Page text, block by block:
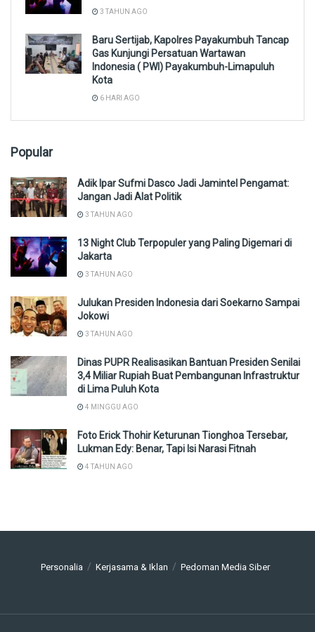
3 TAHUN AGO
Baru Sertijab, Kapolres Payakumbuh Tancap
Gas Kunjungi Persatuan Wartawan
Indonesia ( PWI) Payakumbuh-Limapuluh
Kota
6 HARI AGO
Popular
Adik Ipar Sufmi Dasco Jadi Jamintel Pengamat:
Jangan Jadi Alat Politik
3 TAHUN AGO
13 Night Club Terpopuler yang Paling Digemari di
Jakarta
3 TAHUN AGO
Julukan Presiden Indonesia dari Soekarno Sampai
Jokowi
3 TAHUN AGO
Dinas PUPR Realisasikan Bantuan Presiden Senilai
3,4 Miliar Rupiah Buat Pembangunan Infrastruktur
di Lima Puluh Kota
4 MINGGU AGO
Foto Erick Thohir Keturunan Tionghoa Tersebar,
Lukman Edy: Benar, Tapi Isi Narasi Fitnah
4 TAHUN AGO
Personalia Kerjasama & Iklan Pedoman Media Siber